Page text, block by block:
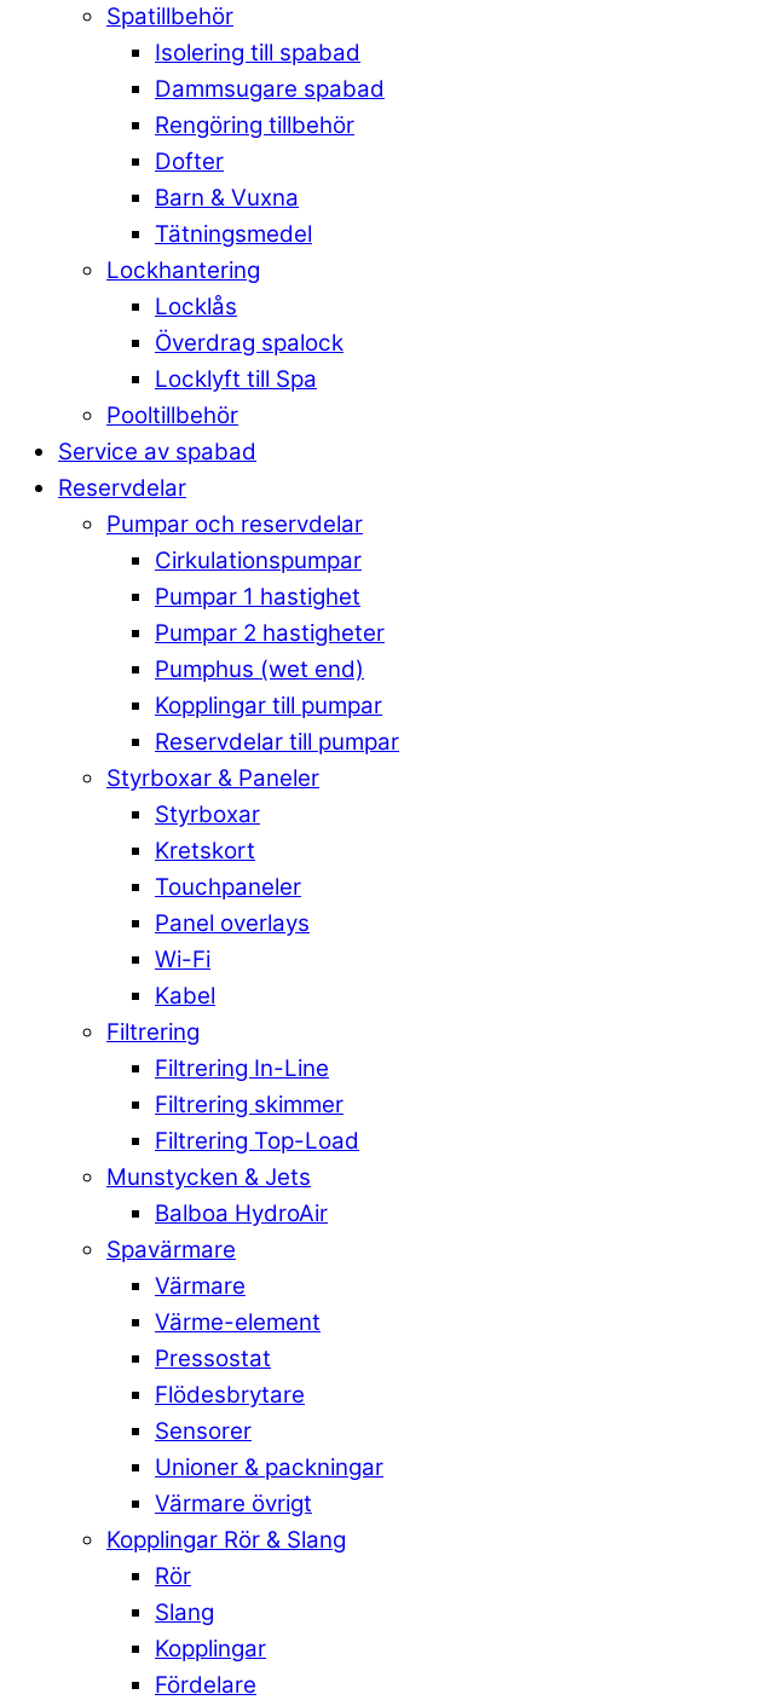
Spatillbehör
Isolering till spabad
Dammsugare spabad
Rengöring tillbehör
Dofter
Barn & Vuxna
Tätningsmedel
Lockhantering
Locklås
Överdrag spalock
Locklyft till Spa
Pooltillbehör
Service av spabad
Reservdelar
Pumpar och reservdelar
Cirkulationspumpar
Pumpar 1 hastighet
Pumpar 2 hastigheter
Pumphus (wet end)
Kopplingar till pumpar
Reservdelar till pumpar
Styrboxar & Paneler
Styrboxar
Kretskort
Touchpaneler
Panel overlays
Wi-Fi
Kabel
Filtrering
Filtrering In-Line
Filtrering skimmer
Filtrering Top-Load
Munstycken & Jets
Balboa HydroAir
Spavärmare
Värmare
Värme-element
Pressostat
Flödesbrytare
Sensorer
Unioner & packningar
Värmare övrigt
Kopplingar Rör & Slang
Rör
Slang
Kopplingar
Fördelare